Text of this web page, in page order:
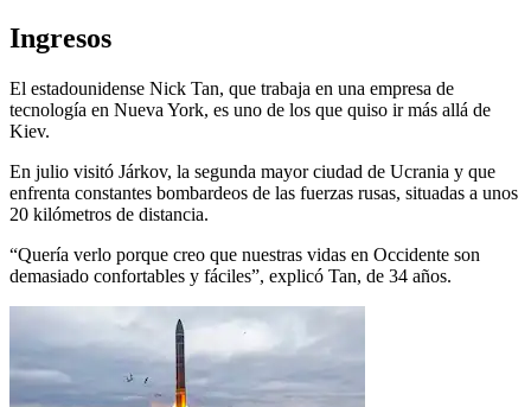
Ingresos
El estadounidense Nick Tan, que trabaja en una empresa de
tecnología en Nueva York, es uno de los que quiso ir más allá de
Kiev.
En julio visitó Járkov, la segunda mayor ciudad de Ucrania y que
enfrenta constantes bombardeos de las fuerzas rusas, situadas a unos
20 kilómetros de distancia.
“Quería verlo porque creo que nuestras vidas en Occidente son
demasiado confortables y fáciles”, explicó Tan, de 34 años.